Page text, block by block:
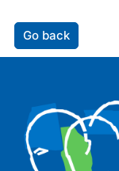
Go back